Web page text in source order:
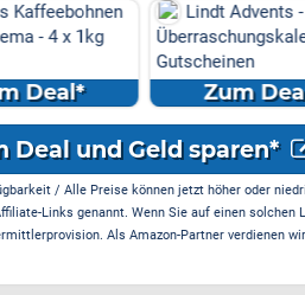
- 4 x 1kg
Lindt Advents -
Gutscheinen
Zum Deal*
Deal und Geld sparen*
/ Alle Preise können jetzt höher oder
Links genannt. Wenn Sie auf einen
Als Amazon-Partner verdienen